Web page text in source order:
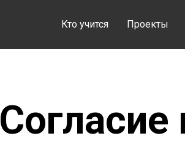
Кто учится Проекты
Согласие